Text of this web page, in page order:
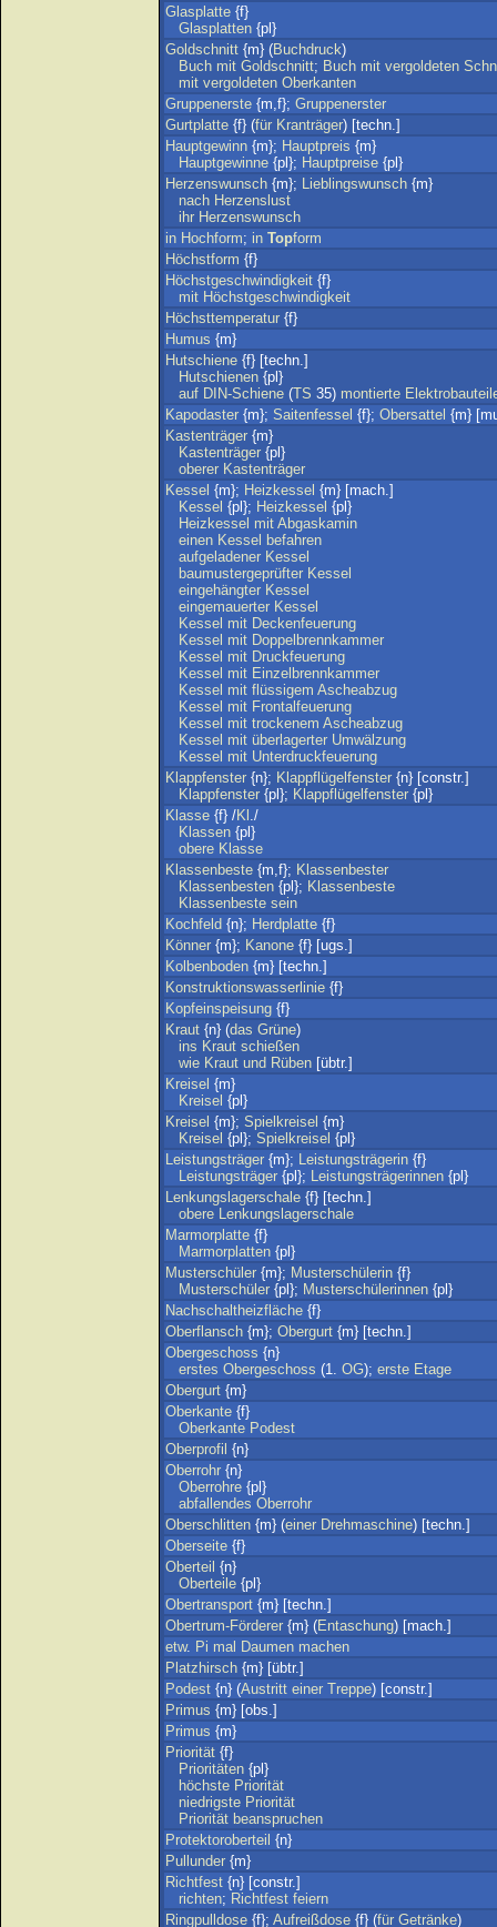
Glasplatte {f}
Glasplatten {pl}
Goldschnitt {m} (Buchdruck)
Buch mit Goldschnitt; Buch mit vergoldeten
mit vergoldeten Oberkanten
Gruppenerste {m,f}; Gruppenerster
Gurtplatte {f} (für Kranträger) [techn.]
Hauptgewinn {m}; Hauptpreis {m}
Hauptgewinne {pl}; Hauptpreise {pl}
Herzenswunsch {m}; Lieblingswunsch {m}
nach Herzenslust
ihr Herzenswunsch
in Hochform; in Topform
Höchstform {f}
Höchstgeschwindigkeit {f}
mit Höchstgeschwindigkeit
Höchsttemperatur {f}
Humus {m}
Hutschiene {f} [techn.]
Hutschienen {pl}
auf DIN-Schiene (TS 35) montierte
Kapodaster {m}; Saitenfessel {f}; Obersattel {m}
Kastenträger {m}
Kastenträger {pl}
oberer Kastenträger
Kessel {m}; Heizkessel {m} [mach.]
Kessel {pl}; Heizkessel {pl}
Heizkessel mit Abgaskamin
einen Kessel befahren
aufgeladener Kessel
baumustergeprüfter Kessel
eingehängter Kessel
eingemauerter Kessel
Kessel mit Deckenfeuerung
Kessel mit Doppelbrennkammer
Kessel mit Druckfeuerung
Kessel mit Einzelbrennkammer
Kessel mit flüssigem Ascheabzug
Kessel mit Frontalfeuerung
Kessel mit trockenem Ascheabzug
Kessel mit überlagerter Umwälzung
Kessel mit Unterdruckfeuerung
Klappfenster {n}; Klappflügelfenster {n} [constr.]
Klappfenster {pl}; Klappflügelfenster {pl}
Klasse {f} /Kl ./
Klassen {pl}
obere Klasse
Klassenbeste {m,f}; Klassenbester
Klassenbesten {pl}; Klassenbeste
Klassenbeste sein
Kochfeld {n}; Herdplatte {f}
Könner {m}; Kanone {f} [ugs.]
Kolbenboden {m} [techn.]
Konstruktionswasserlinie {f}
Kopfeinspeisung {f}
Kraut {n} (das Grüne)
ins Kraut schießen
wie Kraut und Rüben [übtr.]
Kreisel {m}
Kreisel {pl}
Kreisel {m}; Spielkreisel {m}
Kreisel {pl}; Spielkreisel {pl}
Leistungsträger {m}; Leistungsträgerin {f}
Leistungsträger {pl}; Leistungsträgerinnen {pl}
Lenkungslagerschale {f} [techn.]
obere Lenkungslagerschale
Marmorplatte {f}
Marmorplatten {pl}
Musterschüler {m}; Musterschülerin {f}
Musterschüler {pl}; Musterschülerinnen {pl}
Nachschaltheizfläche {f}
Oberflansch {m}; Obergurt {m} [techn.]
Obergeschoss {n}
erstes Obergeschoss (1. OG); erste Etage
Obergurt {m}
Oberkante {f}
Oberkante Podest
Oberprofil {n}
Oberrohr {n}
Oberrohre {pl}
abfallendes Oberrohr
Oberschlitten {m} (einer Drehmaschine) [techn.]
Oberseite {f}
Oberteil {n}
Oberteile {pl}
Obertransport {m} [techn.]
Obertrum-Förderer {m} (Entaschung) [mach.]
etw. Pi mal Daumen machen
Platzhirsch {m} [übtr.]
Podest {n} (Austritt einer Treppe) [constr.]
Primus {m} [obs.]
Primus {m}
Priorität {f}
Prioritäten {pl}
höchste Priorität
niedrigste Priorität
Priorität beanspruchen
Protektoroberteil {n}
Pullunder {m}
Richtfest {n} [constr.]
richten; Richtfest feiern
Ringpulldose {f}; Aufreißdose {f} (für Getränke)